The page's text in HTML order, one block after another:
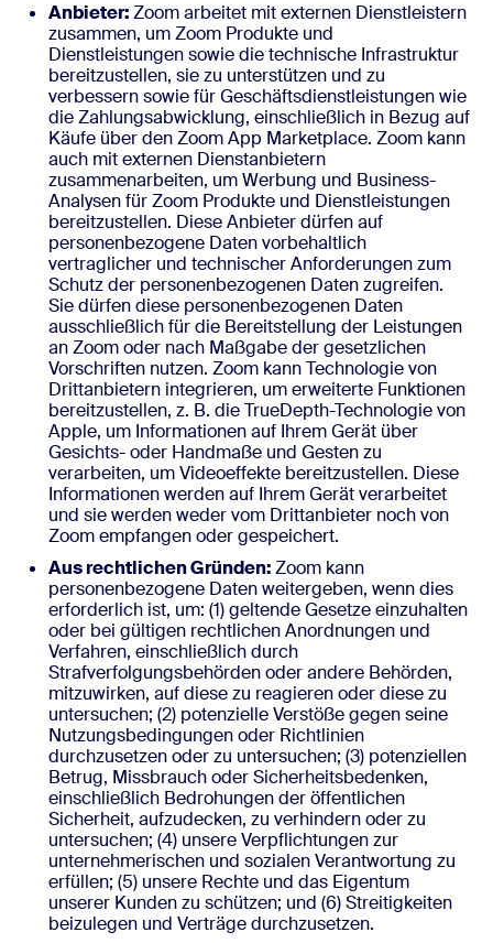
Anbieter:Zoom arbeitet mit externen Dienstleistern
zusammen, um Zoom Produkte und
Dienstleistungen sowie die technische Infrastruktur
bereitzustellen, sie zu unterstützen und zu
verbessern sowie für Geschäftsdienstleistungen wie
die Zahlungsabwicklung, einschließlich in Bezug auf
Käufe über den Zoom App Marketplace. Zoom kann
auch mit externen Dienstanbietern
zusammenarbeiten, um Werbung und Business-
Analysen für Zoom Produkte und Dienstleistungen
bereitzustellen. Diese Anbieter dürfen auf
personenbezogene Daten vorbehaltlich
vertraglicher und technischer Anforderungen zum
Schutz der personenbezogenen Daten zugreifen.
Sie dürfen diese personenbezogenen Daten
ausschließlich für die Bereitstellung der Leistungen
an Zoom oder nach Maßgabe der gesetzlichen
Vorschriften nutzen. Zoom kann Technologie von
Drittanbietern integrieren, um erweiterte Funktionen
bereitzustellen, z. B. die TrueDepth-Technologie von
Apple, um Informationen auf Ihrem Gerät über
Gesichts- oder Handmaße und Gesten zu
verarbeiten, um Videoeffekte bereitzustellen. Diese
Informationen werden auf Ihrem Gerät verarbeitet
und sie werden weder vom Drittanbieter noch von
Zoom empfangen oder gespeichert.
Aus rechtlichen Gründen:Zoom kann
personenbezogene Daten weitergeben, wenn dies
erforderlich ist, um: (1) geltende Gesetze einzuhalten
oder bei gültigen rechtlichen Anordnungen und
Verfahren, einschließlich durch
Strafverfolgungsbehörden oder andere Behörden,
mitzuwirken, auf diese zu reagieren oder diese zu
untersuchen; (2) potenzielle Verstöße gegen seine
Nutzungsbedingungen oder Richtlinien
durchzusetzen oder zu untersuchen; (3) potenziellen
Betrug, Missbrauch oder Sicherheitsbedenken,
einschließlich Bedrohungen der öffentlichen
Sicherheit, aufzudecken, zu verhindern oder zu
untersuchen; (4) unsere Verpflichtungen zur
unternehmerischen und sozialen Verantwortung zu
erfüllen; (5) unsere Rechte und das Eigentum
unserer Kunden zu schützen; und (6) Streitigkeiten
beizulegen und Verträge durchzusetzen.